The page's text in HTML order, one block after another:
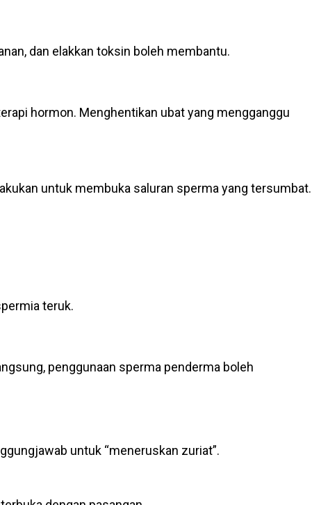
dan elakkan toksin boleh membantu.
hormon. Menghentikan ubat yang mengganggu
untuk membuka saluran sperma yang tersumbat.
teruk.
penggunaan sperma penderma boleh
untuk “meneruskan zuriat”.